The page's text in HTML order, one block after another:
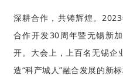
深耕合作，共铸辉煌 。
合作开发30周年暨无锡新
开。大会上，
上百名无锡企
造“科产城人”融合发展的新标